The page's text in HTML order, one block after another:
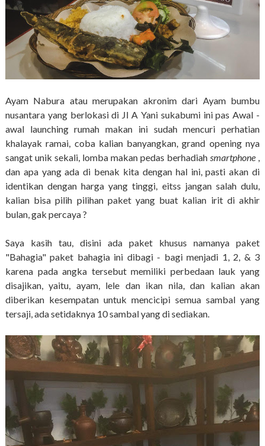
Ayam Nabura atau merupakan akronim dari Ayam bumbu
nusantara yang berlokasi di Jl A Yani sukabumi ini pas Awal -
awal launching rumah makan ini sudah mencuri perhatian
khalayak ramai, coba kalian banyangkan, grand opening nya
sangat unik sekali, lomba makan pedas berhadiah smartphone
dan apa yang ada di benak kita dengan hal ini, pasti akan di
identikan dengan harga yang tinggi, eitss jangan salah dulu,
kalian bisa pilih pilihan paket yang buat kalian irit di akhir
bulan, gak percaya ?
Saya kasih tau, disini ada paket khusus namanya paket
"Bahagia" paket bahagia ini dibagi - bagi menjadi 1, 2, & 3
karena pada angka tersebut memiliki perbedaan lauk yang
disajikan, yaitu, ayam, lele dan ikan nila, dan kalian akan
diberikan kesempatan untuk mencicipi semua sambal yang
tersaji, ada setidaknya 10 sambal yang di sediakan.